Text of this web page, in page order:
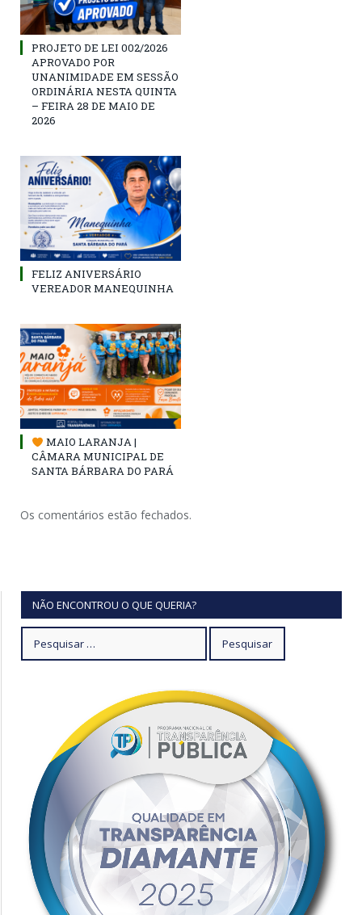
PROJETO DE LEI 002/2026
APROVADO POR
UNANIMIDADE EM SESSÃO
ORDINÁRIA NESTA QUINTA
– FEIRA 28 DE MAIO DE
2026
FELIZ ANIVERSÁRIO
VEREADOR MANEQUINHA
MAIO LARANJA |
CÂMARA MUNICIPAL DE
SANTA BÁRBARA DO PARÁ
Os comentários estão fechados.
NÃO ENCONTROU O QUE QUERIA?